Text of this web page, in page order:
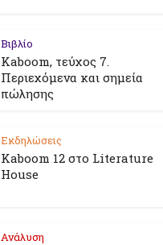
Βιβλίο
Kaboom, τεύχος 7.
Περιεχόμενα και σημεία
πώλησης
Εκδηλώσεις
Kaboom 12 στο Literature
House
Ανάλυση